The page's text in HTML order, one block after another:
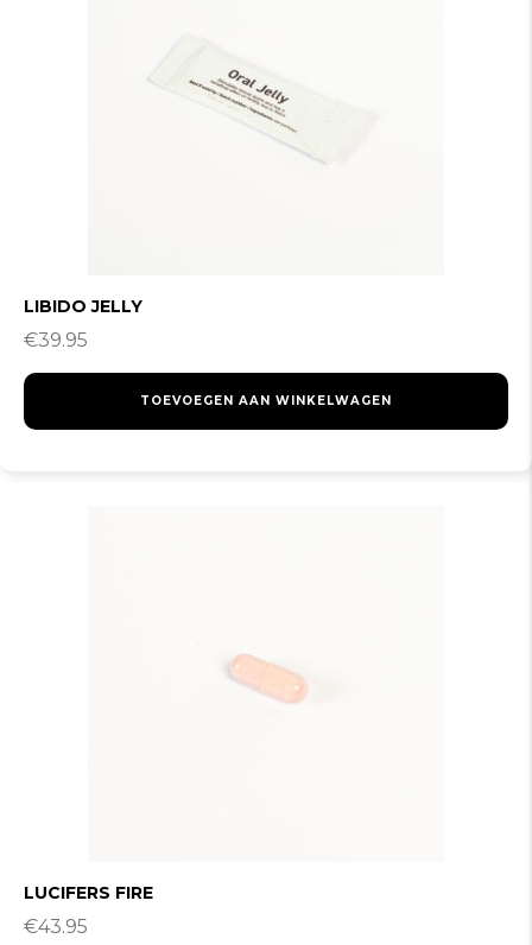
LIBIDO JELLY
€39.95
TOEVOEGEN AAN WINKELWAGEN
LUCIFERS FIRE
€43.95